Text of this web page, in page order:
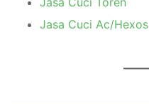
Jasa Cuci Ac/Hexos